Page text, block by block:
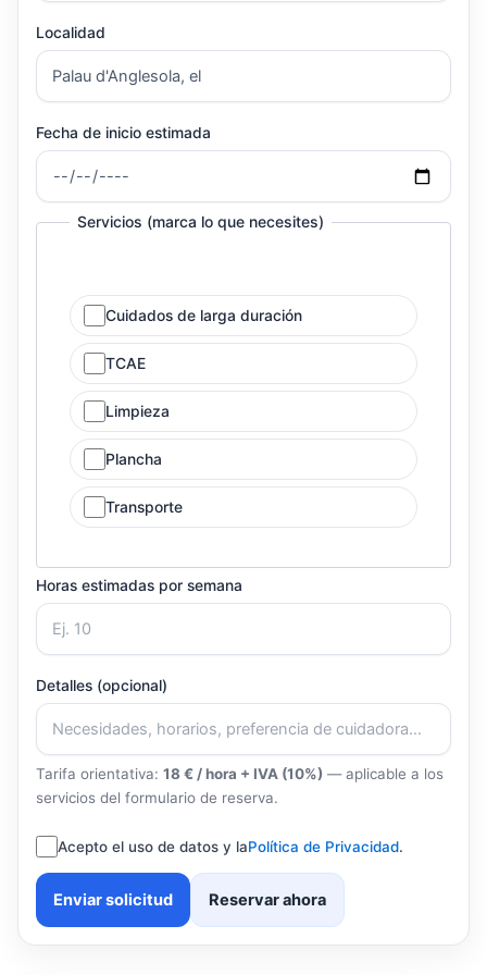
Localidad
Fecha de inicio estimada
Servicios (marca lo que necesites)
Cuidados de larga duración
TCAE
Limpieza
Plancha
Transporte
Horas estimadas por semana
Detalles (opcional)
Tarifa orientativa: 18 € / hora + IVA (10%) — aplicable a los
servicios del formulario de reserva.
Acepto el uso de datos y laPolítica de Privacidad.
Enviar solicitud Reservar ahora